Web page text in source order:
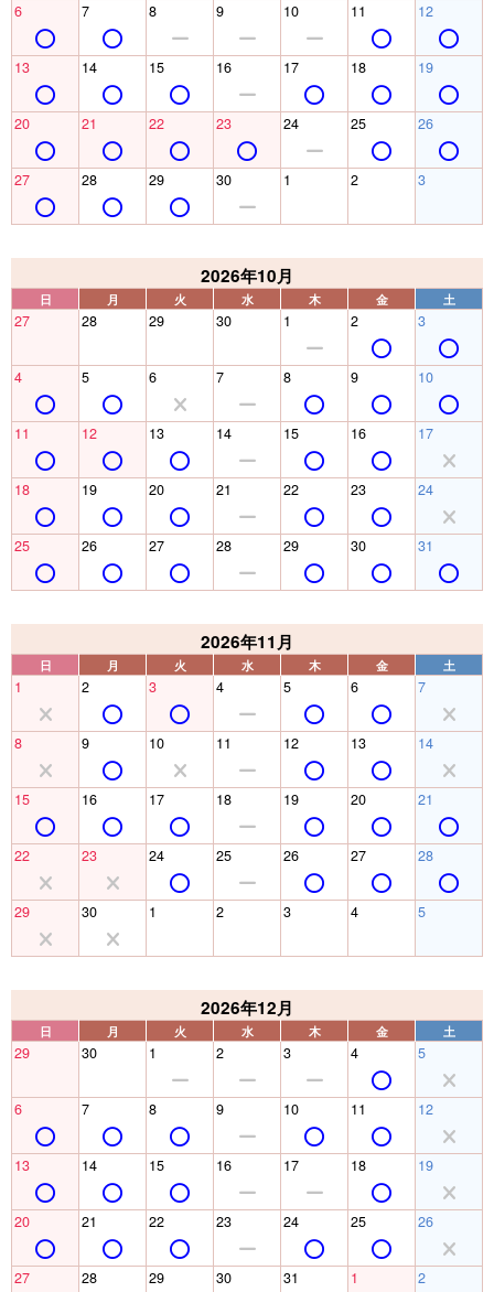
6 7 8 9 10 11 12
13 14 15 16 17 18 19
20 21 22 23 24 25 26
27 28 29 30 1 2 3
2026年10月
日 月 火 水 木 金 土
27 28 29 30 1 2 3
4 5 6 7 8 9 10
11 12 13 14 15 16 17
18 19 20 21 22 23 24
25 26 27 28 29 30 31
2026年11月
日 月 火 水 木 金 土
1 2 3 4 5 6 7
8 9 10 11 12 13 14
15 16 17 18 19 20 21
22 23 24 25 26 27 28
29 30 1 2 3 4 5
2026年12月
日 月 火 水 木 金 土
29 30 1 2 3 4 5
6 7 8 9 10 11 12
13 14 15 16 17 18 19
20 21 22 23 24 25 26
27 28 29 30 31 1 2